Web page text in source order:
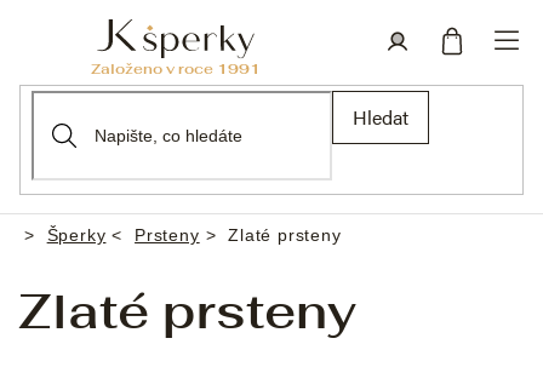
Hledat
Domů
Šperky Prsteny Zlaté prsteny
Zlaté prsteny